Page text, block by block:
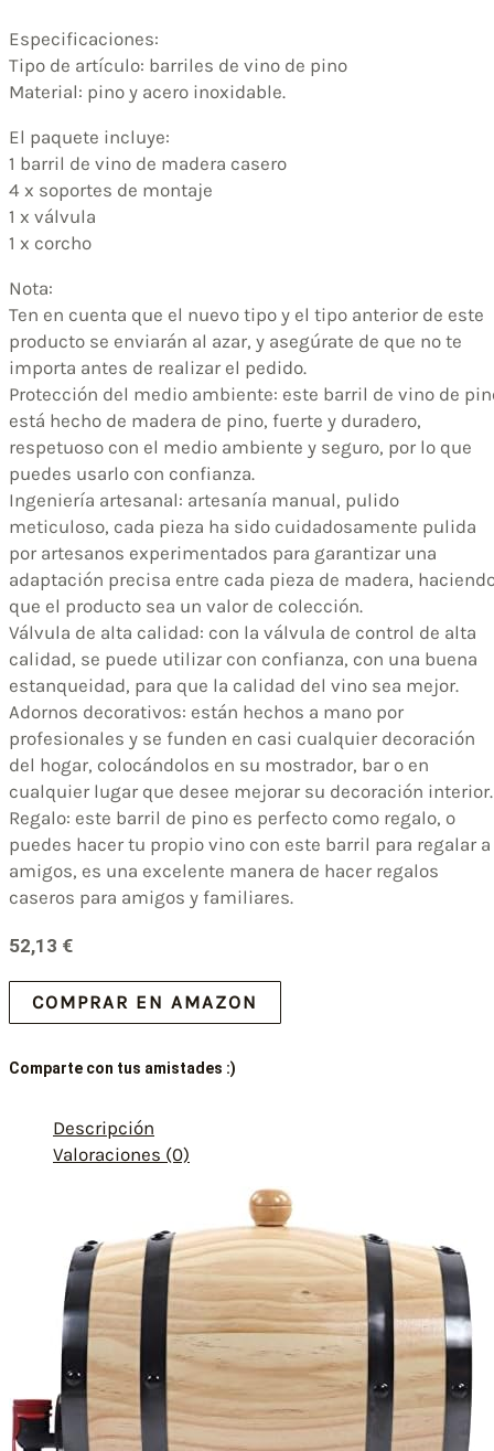
Especificaciones:
Tipo de artículo: barriles de vino de pino
Material: pino y acero inoxidable.
El paquete incluye:
1 barril de vino de madera casero
4 x soportes de montaje
1 x válvula
1 x corcho
Nota:
Ten en cuenta que el nuevo tipo y el tipo anterior de este
producto se enviarán al azar, y asegúrate de que no te
importa antes de realizar el pedido.
Protección del medio ambiente: este barril de vino de
está hecho de madera de pino, fuerte y duradero,
respetuoso con el medio ambiente y seguro, por lo que
puedes usarlo con confianza.
Ingeniería artesanal: artesanía manual, pulido
meticuloso, cada pieza ha sido cuidadosamente pulida
por artesanos experimentados para garantizar una
adaptación precisa entre cada pieza de madera,
que el producto sea un valor de colección.
Válvula de alta calidad: con la válvula de control de alta
calidad, se puede utilizar con confianza, con una buena
estanqueidad, para que la calidad del vino sea mejor.
Adornos decorativos: están hechos a mano por
profesionales y se funden en casi cualquier decoración
del hogar, colocándolos en su mostrador, bar o en
cualquier lugar que desee mejorar su decoración interior.
Regalo: este barril de pino es perfecto como regalo, o
puedes hacer tu propio vino con este barril para regalar a
amigos, es una excelente manera de hacer regalos
caseros para amigos y familiares.
52,13 €
COMPRAR EN AMAZON
Comparte con tus amistades :)
Descripción
Valoraciones (0)